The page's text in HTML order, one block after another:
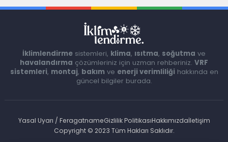
İklimlendirme sistemleri, klima, ısıtma, soğutma ve
havalandırma çözümleriniz için uzman rehberiniz. VRF
sistemleri, montaj, bakım ve enerji verimliliği hakkında en
güncel bilgiler burada.
Yasal Uyarı / FeragatnameGizlilik PolitikasıHakkımızdaİletişim
Copyright © 2023 Tüm Hakları Saklıdır.